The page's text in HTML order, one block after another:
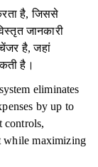
है, जिससे
जानकारी
चेंजर है, जहां
है।
eliminates
by up to
controls,
while maximizing